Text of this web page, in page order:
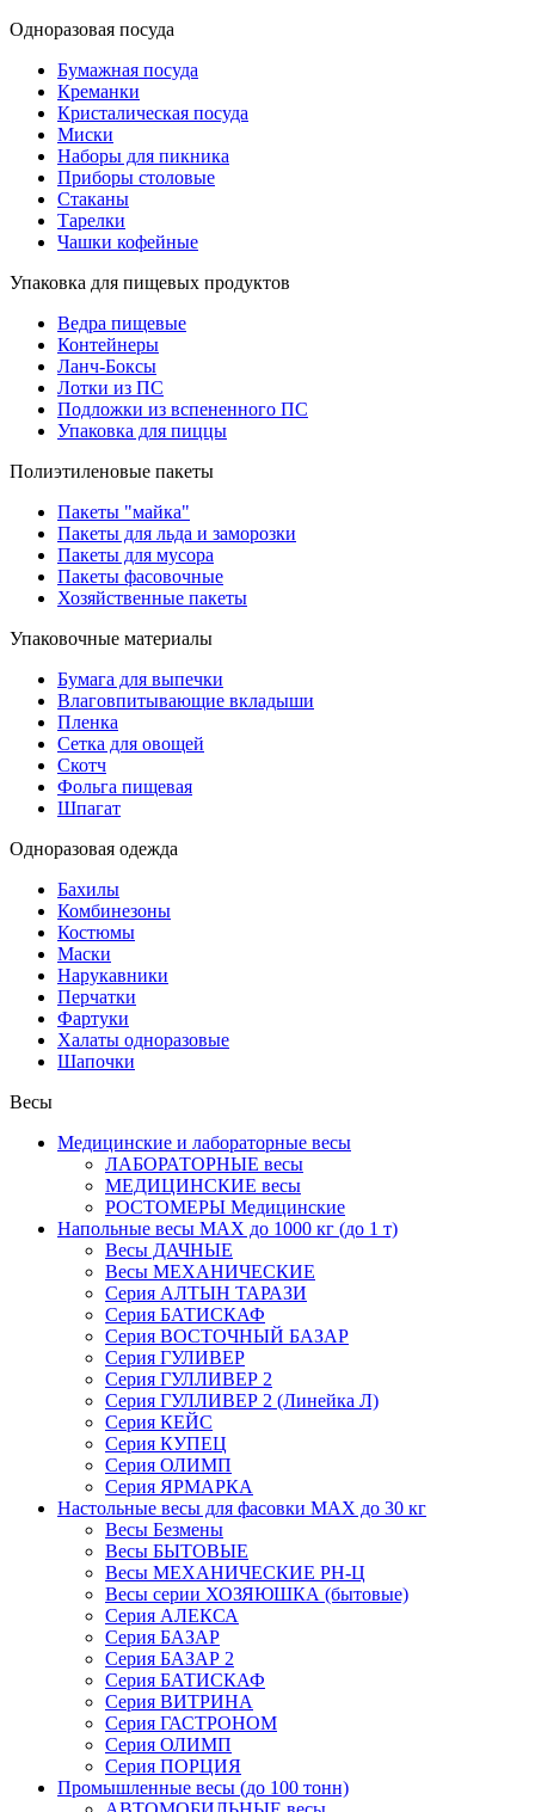
Одноразовая посуда
Бумажная посуда
Креманки
Кристалическая посуда
Миски
Наборы для пикника
Приборы столовые
Стаканы
Тарелки
Чашки кофейные
Упаковка для пищевых продуктов
Ведра пищевые
Контейнеры
Ланч-Боксы
Лотки из ПС
Подложки из вспененного ПС
Упаковка для пиццы
Полиэтиленовые пакеты
Пакеты "майка"
Пакеты для льда и заморозки
Пакеты для мусора
Пакеты фасовочные
Хозяйственные пакеты
Упаковочные материалы
Бумага для выпечки
Влаговпитывающие вкладыши
Пленка
Сетка для овощей
Скотч
Фольга пищевая
Шпагат
Одноразовая одежда
Бахилы
Комбинезоны
Костюмы
Маски
Нарукавники
Перчатки
Фартуки
Халаты одноразовые
Шапочки
Весы
Медицинские и лабораторные весы
ЛАБОРАТОРНЫЕ весы
МЕДИЦИНСКИЕ весы
РОСТОМЕРЫ Медицинские
Напольные весы MAX до 1000 кг (до 1 т)
Весы ДАЧНЫЕ
Весы МЕХАНИЧЕСКИЕ
Серия АЛТЫН ТАРАЗИ
Серия БАТИСКАФ
Серия ВОСТОЧНЫЙ БАЗАР
Серия ГУЛИВЕР
Серия ГУЛЛИВЕР 2
Серия ГУЛЛИВЕР 2 (Линейка Л)
Серия КЕЙС
Серия КУПЕЦ
Серия ОЛИМП
Серия ЯРМАРКА
Настольные весы для фасовки MAX до 30 кг
Весы Безмены
Весы БЫТОВЫЕ
Весы МЕХАНИЧЕСКИЕ РН-Ц
Весы серии ХОЗЯЮШКА (бытовые)
Серия АЛЕКСА
Серия БАЗАР
Серия БАЗАР 2
Серия БАТИСКАФ
Серия ВИТРИНА
Серия ГАСТРОНОМ
Серия ОЛИМП
Серия ПОРЦИЯ
Промышленные весы (до 100 тонн)